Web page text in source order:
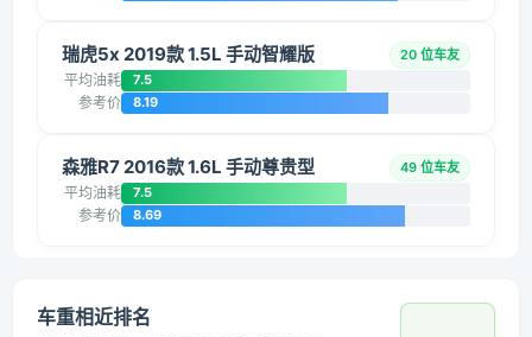
瑞虎5x 2019款 1.5L 手动智耀版 20 位车友
平均油耗 7.5
参考价 8.19
森雅R7 2016款 1.6L 手动尊贵型 49 位车友
平均油耗 7.5
参考价 8.69
车重相近排名